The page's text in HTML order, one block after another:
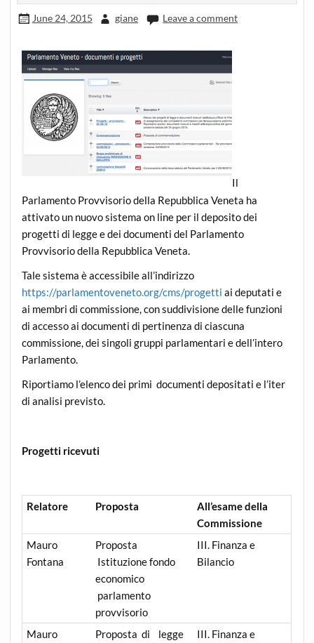
June 24, 2015 giane Leave a comment
Il
Parlamento Provvisorio della Repubblica Veneta ha
attivato un nuovo sistema on line per il deposito dei
progetti di legge e dei documenti del Parlamento
Provvisorio della Repubblica Veneta.
Tale sistema è accessibile all’indirizzo
https://parlamentoveneto.org/cms/progetti ai deputati e
ai membri di commissione, con suddivisione delle funzioni
di accesso ai documenti di pertinenza di ciascuna
commissione, dei singoli gruppi parlamentari e dell’intero
Parlamento.
Riportiamo l’elenco dei primi documenti depositati e l’iter
di analisi previsto.
Progetti ricevuti
Relatore Proposta
All’esame della
Commissione
Mauro
Fontana
Proposta
Istituzione fondo
economico
parlamento
provvisorio
III. Finanza e
Bilancio
Mauro
Proposta di legge
III. Finanza e